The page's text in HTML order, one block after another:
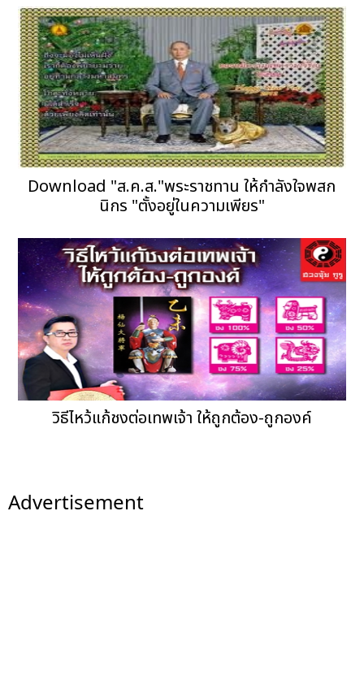
Download "ส.ค.ส."พระราชทาน ให้กำลังใจพสก
นิกร "ตั้งอยู่ในความเพียร"
วิธีไหว้แก้ชงต่อเทพเจ้า ให้ถูกต้อง-ถูกองค์
Advertisement